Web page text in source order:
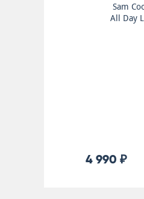
Sam
All Day
4 990 ₽